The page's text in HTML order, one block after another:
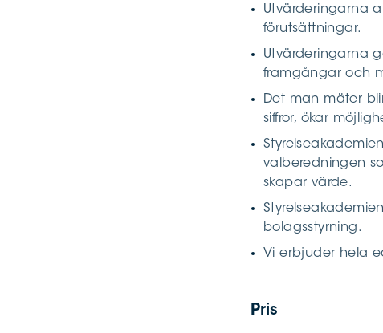
Utvärderingarna
förutsättningar.
Utvärderingarna
framgångar och
Det man mäter
siffror, ökar
valberedningen
skapar värde.
bolagsstyrning.
Vi erbjuder hela
Pris